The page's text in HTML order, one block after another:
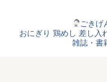
ごきげ
おにぎり 鶏めし 差し入
雑誌・書